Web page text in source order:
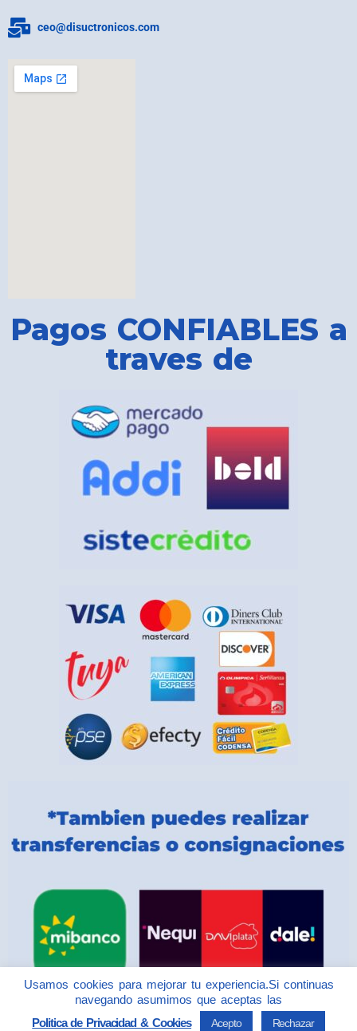
ceo@disuctronicos.com
Pagos CONFIABLES a
traves de
Usamos cookies para mejorar tu experiencia.Si continuas
navegando asumimos que aceptas las
Politica de Privacidad & Cookies
Acepto Rechazar